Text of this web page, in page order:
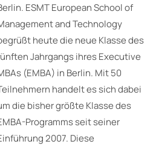
ESMT European School of
and Technology
heute die neue Klasse des
Jahrgangs ihres Executive
(EMBA) in Berlin. Mit 50
handelt es sich dabei
die bisher größte Klasse des
Programms seit seiner
2007. Diese